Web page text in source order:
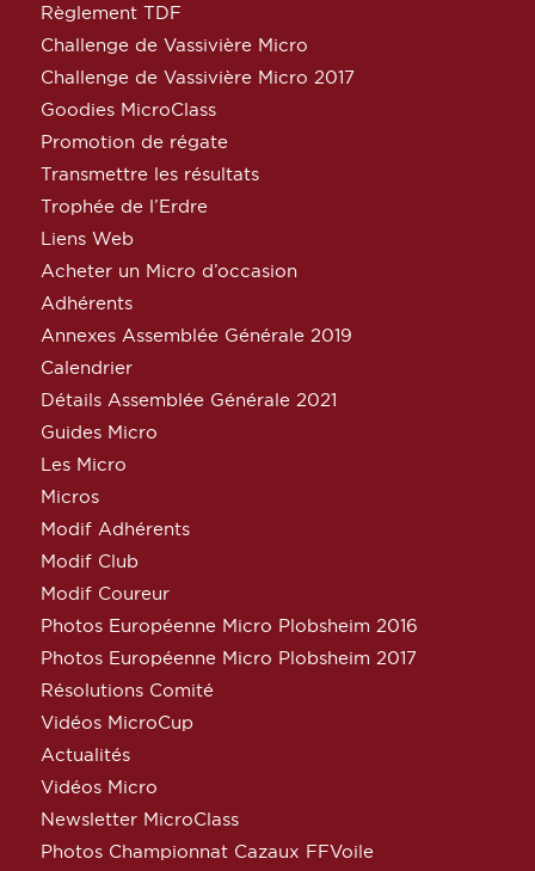
Règlement TDF
Challenge de Vassivière Micro
Challenge de Vassivière Micro 2017
Goodies MicroClass
Promotion de régate
Transmettre les résultats
Trophée de l’Erdre
Liens Web
Acheter un Micro d’occasion
Adhérents
Annexes Assemblée Générale 2019
Calendrier
Détails Assemblée Générale 2021
Guides Micro
Les Micro
Micros
Modif Adhérents
Modif Club
Modif Coureur
Photos Européenne Micro Plobsheim 2016
Photos Européenne Micro Plobsheim 2017
Résolutions Comité
Vidéos MicroCup
Actualités
Vidéos Micro
Newsletter MicroClass
Photos Championnat Cazaux FFVoile